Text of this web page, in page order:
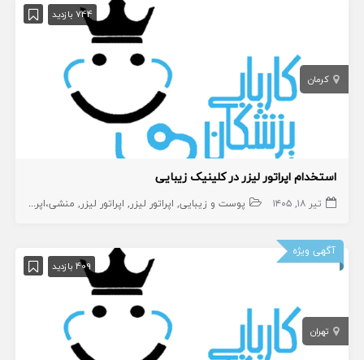
744 بازدید
کرمان
استخدام اپراتور لیزر در کلینیک زیبایی
تیر ۱۸, ۱۴۰۵ پوست و زیبایی اپراتور لیزر اپراتور لیزر منشی،اپراتور،دستیار
آگهی ویژه
409 بازدید
تهران